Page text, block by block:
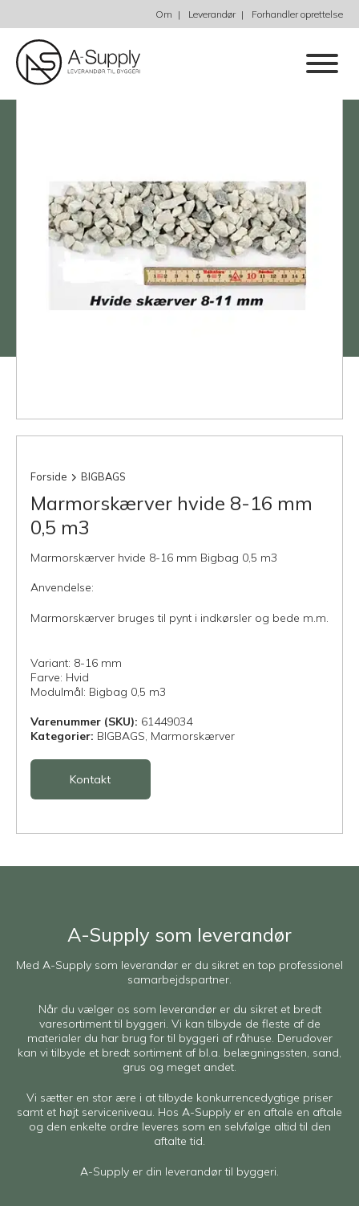
Om Leverandør Forhandler oprettelse
Forside BIGBAGS
Marmorskærver hvide 8-16 mm
0,5 m3
Marmorskærver hvide 8-16 mm Bigbag 0,5 m3
Anvendelse:
Marmorskærver bruges til pynt i indkørsler og bede m.m.
Variant: 8-16 mm
Farve: Hvid
Modulmål: Bigbag 0,5 m3
Varenummer (SKU): 61449034
Kategorier: BIGBAGS, Marmorskærver
Kontakt
A-Supply som leverandør
Med A-Supply som leverandør er du sikret en top professionel
samarbejdspartner.
Når du vælger os som leverandør er du sikret et bredt
varesortiment til byggeri. Vi kan tilbyde de fleste af de
materialer du har brug for til byggeri af råhuse. Derudover
kan vi tilbyde et bredt sortiment af bl.a. belægningssten, sand,
grus og meget andet.
Vi sætter en stor ære i at tilbyde konkurrencedygtige priser
samt et højt serviceniveau. Hos A-Supply er en aftale en aftale
og den enkelte ordre leveres som en selvfølge altid til den
aftalte tid.
A-Supply er din leverandør til byggeri.